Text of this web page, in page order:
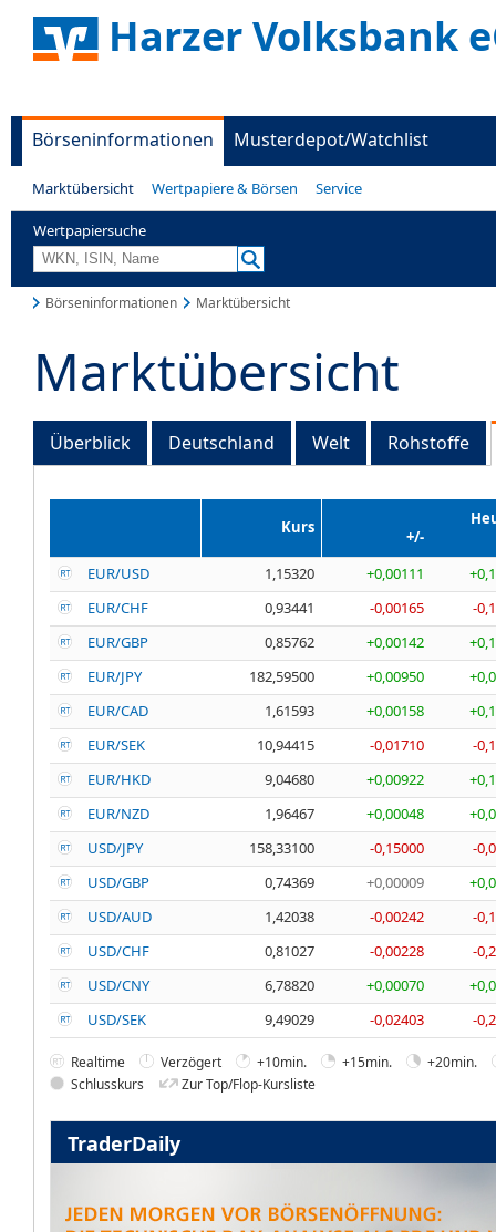
Harzer Volksbank
Börseninformationen Musterdepot/Watchlist
Marktübersicht Wertpapiere & Börsen Service
Wertpapiersuche
Börseninformationen Marktübersicht
Marktübersicht
Überblick Deutschland Welt Rohstoffe
Kurs
+/-
EUR/USD
1,15320 +0,00111
EUR/CHF
0,93441 -0,00165
-
EUR/GBP
0,85762 +0,00142
EUR/JPY
182,59500 +0,00950
EUR/CAD
1,61593 +0,00158
EUR/SEK
10,94415 -0,01710
-
EUR/HKD
9,04680 +0,00922
EUR/NZD
1,96467 +0,00048
USD/JPY
158,33100 -0,15000
-
USD/GBP
0,74369 +0,00009
USD/AUD
1,42038 -0,00242
-
USD/CHF
0,81027 -0,00228
-
USD/CNY
6,78820 +0,00070
USD/SEK
9,49029 -0,02403 -
Realtime Verzögert +10min. +15min.
+20min.
Schlusskurs
Zur Top/Flop-Kursliste
TraderDaily